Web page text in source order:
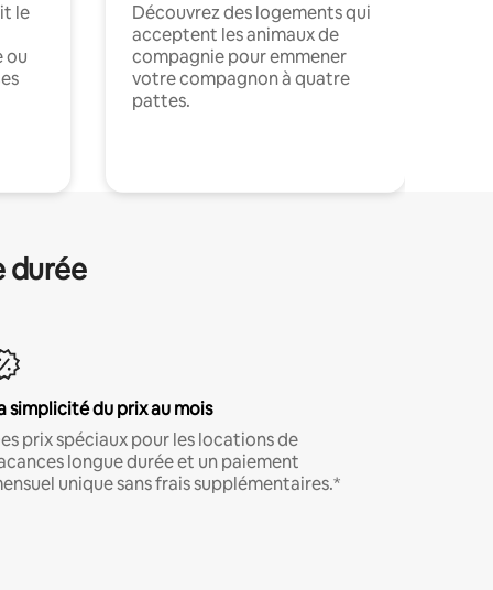
le
ou
Découvrez des logements qui
acceptent les animaux de
compagnie pour emmener
votre compagnon à quatre
pattes.
durée
simplicité du prix au mois
prix spéciaux pour les locations de
longue durée et un paiement
unique sans frais supplémentaires.*